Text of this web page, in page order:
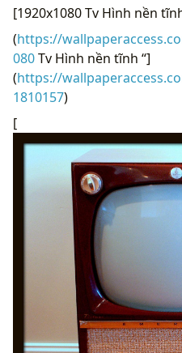
[1920x1080 Tv Hình nền
(https://
080Tv Hình nền tĩnh “]
(https://
1810157)
[